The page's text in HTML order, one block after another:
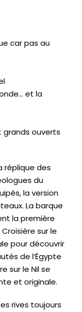
car pas au
et la
grands ouverts
réplique des
du
la version
Labarque
la première
sur le
pour découvrir
de l’Égypte
sur le Nil se
et originale.
rives toujours